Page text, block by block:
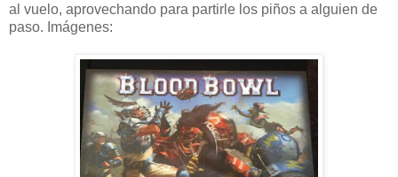
al vuelo, aprovechando para partirle los piños a alguien de
paso. Imágenes: